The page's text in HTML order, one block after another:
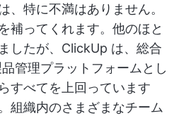
、特に不満はありません。
補ってくれます。他のほと
したが、ClickUp は、総合
管理プラットフォームとし
すべてを上回っています
組織内のさまざまなチーム